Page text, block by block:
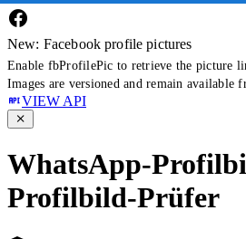
New: Facebook profile pictures
Enable fbProfilePic to retrieve the picture
Images are versioned and remain available
VIEW API
WhatsApp-
Profilbild-Prüfer